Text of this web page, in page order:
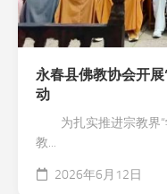
永春县佛教协会开
动
为扎实推进宗教界“
教...
2026年6月12日